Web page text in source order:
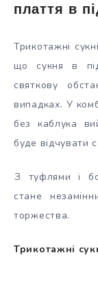
плаття в
Трикотажні
що сукня в
святкову
випадках. У
без каблука
буде відчувати
З туфлями і
стане
торжества.
Трикотажні